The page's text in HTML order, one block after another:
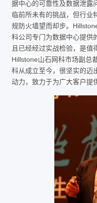
据中心的可靠性及数据泄露
临前所未有的挑战，但行业
规防火墙望而却步。
科公司专门为数据中心提供
且已经经过实战检验，是值
Hillstone山石网科市场副总
科从成立至今，很坚实的迈
动力，致力于为广大客户提